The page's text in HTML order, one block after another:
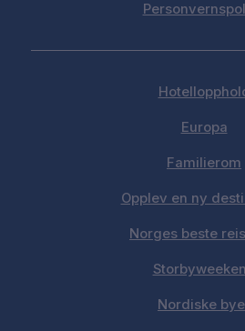
Europa
Familierom
Opplev en ny
Norges beste
Nordiske